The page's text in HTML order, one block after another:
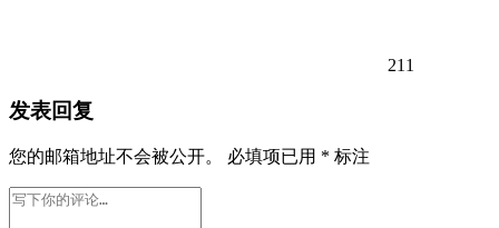
211
发表回复
您的邮箱地址不会被公开。 必填项已用 * 标注